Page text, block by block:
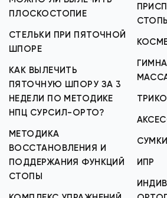
ПЛОСКОСТОПИЕ
СТЕЛЬКИ ПРИ ПЯТОЧНОЙ
ШПОРЕ
КАК ВЫЛЕЧИТЬ
ПЯТОЧНУЮ ШПОРУ ЗА 3
НЕДЕЛИ ПО МЕТОДИКЕ
НПЦ СУРСИЛ-ОРТО?
МЕТОДИКА
ВОССТАНОВЛЕНИЯ И
ПОДДЕРЖАНИЯ ФУНКЦИЙ
СТОПЫ
СУМКИ
ИПР